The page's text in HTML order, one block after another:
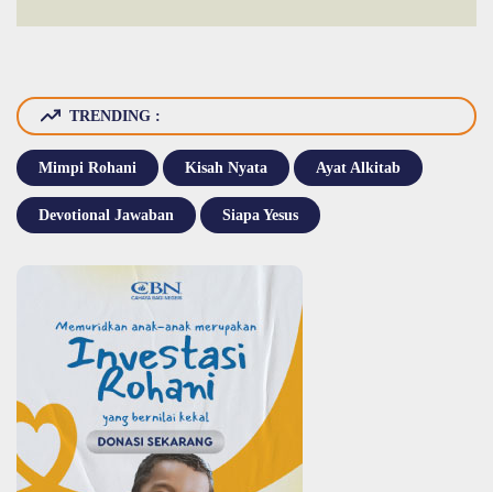
TRENDING :
Mimpi Rohani Kisah Nyata Ayat Alkitab
Devotional Jawaban Siapa Yesus